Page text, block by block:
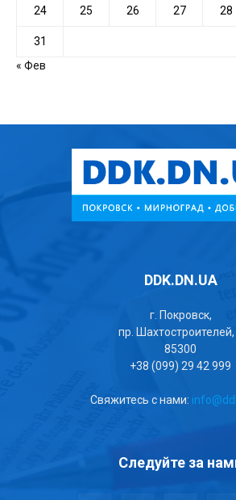
24 25 26 27 28
31
« Фев
DDK.DN.UA
г. Покровск,
пр. Шахтостроителей,
85300
+38 (099) 29 42 999
Свяжитесь с нами:
Следуйте за